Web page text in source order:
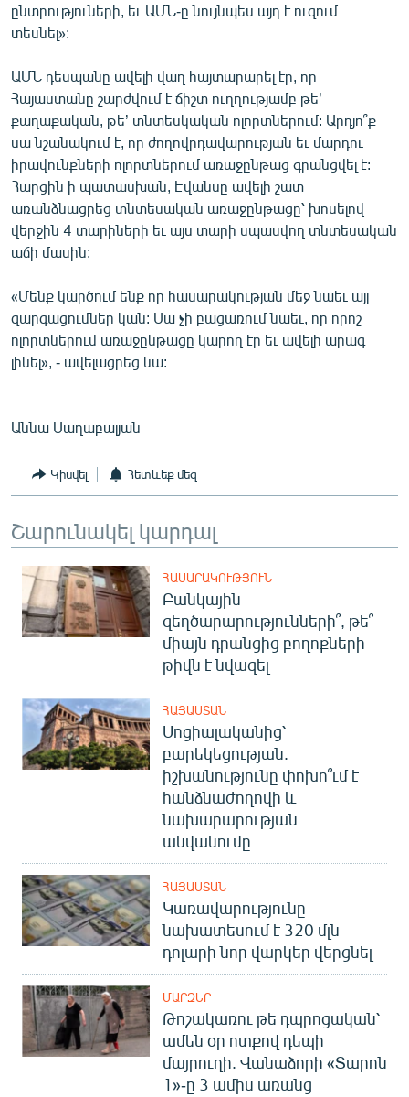
ընտրություների, եւ ԱՄՆ-ը նույնպես այդ է ուզում
տեսնել»:
ԱՄՆ դեսպանը ավելի վաղ հայտարարել էր, որ
Հայաստանը շարժվում է ճիշտ ուղղությամբ թե’
քաղաքական, թե’ տնտեսկական ոլորտներում: Արդյո՞ք
սա նշանակում է, որ ժողովրդավարության եւ մարդու
իրավունքների ոլորտներում առաջընթաց գրանցվել է:
Հարցին ի պատասխան, Էվանսը ավելի շատ
առանձնացրեց տնտեսական առաջընթացը՝ խոսելով
վերջին 4 տարիների եւ այս տարի սպասվող տնտեսական
աճի մասին:
«Մենք կարծում ենք որ հասարակության մեջ նաեւ այլ
զարգացումներ կան: Սա չի բացառում նաեւ, որ որոշ
ոլորտներում առաջընթացը կարող էր եւ ավելի արագ
լինել», - ավելացրեց նա:
Աննա Սաղաբալյան
Կիսվել Հետևեք մեզ
Շարունակել կարդալ
ՀԱՍԱՐԱԿՈՒԹՅՈՒՆ
Բանկային
զեղծարարությունների՞, թե՞
միայն դրանցից բողոքների
թիվն է նվազել
ՀԱՅԱՍՏԱՆ
Սոցիալականից՝
բարեկեցության.
իշխանությունը փոխո՞ւմ է
հանձնաժողովի և
նախարարության
անվանումը
ՀԱՅԱՍՏԱՆ
Կառավարությունը
նախատեսում է 320 մլն
դոլարի նոր վարկեր վերցնել
ՄԱՐԶԵՐ
Թոշակառու թե դպրոցական՝
ամեն օր ոտքով դեպի
մայրուղի. Վանաձորի «Տարոն
1»-ը 3 ամիս առանց